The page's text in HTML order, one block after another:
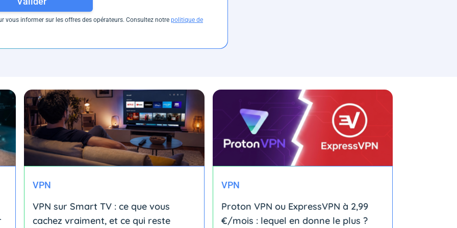
vous informer sur les offres des opérateurs. Consultez notre politique de
VPN
VPN sur Smart TV : ce que vous
cachez vraiment, et ce qui reste
VPN
Proton VPN ou ExpressVPN à 2,99
€/mois : lequel en donne le plus ?